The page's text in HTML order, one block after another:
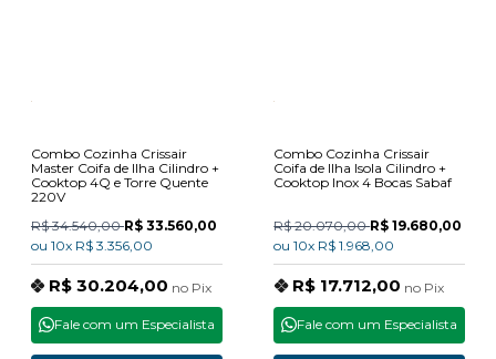
Combo Cozinha Crissair
Master Coifa de Ilha Cilindro +
Cooktop 4Q e Torre Quente
220V
R$ 34.540,00R$ 33.560,00
ou 10x R$ 3.356,00
R$ 30.204,00 no Pix
Fale com um Especialista
Combo Cozinha Crissair
Coifa de Ilha Isola Cilindro +
Cooktop Inox 4 Bocas Sabaf
R$ 20.070,00R$ 19.680,00
ou 10x R$ 1.968,00
R$ 17.712,00 no Pix
Fale com um Especialista